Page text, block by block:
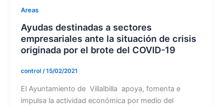
Areas
Ayudas destinadas a sectores
empresariales ante la situación de crisis
originada por el brote del COVID-19
control /15/02/2021
El Ayuntamiento de Villalbilla apoya, fomenta e
impulsa la actividad económica por medio del